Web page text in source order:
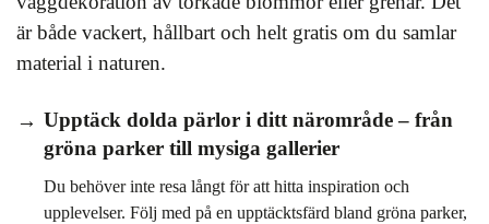
är både vackert, hållbart och helt gratis om du samlar
material i naturen.
Upptäck dolda pärlor i ditt närområde – från
gröna parker till mysiga gallerier
Du behöver inte resa långt för att hitta inspiration och
upplevelser. Följ med på en upptäcktsfärd bland gröna parker,